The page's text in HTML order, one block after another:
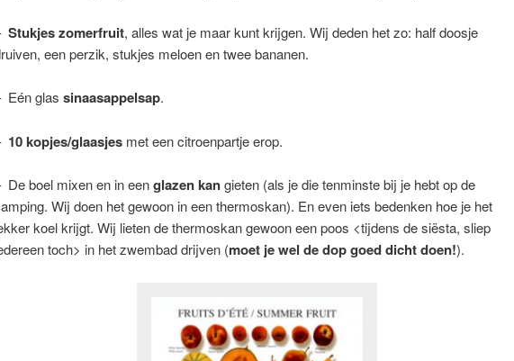
Stukjes zomerfruit, alles wat je maar kunt krijgen. Wij deden het zo: half doosje
een perzik, stukjes meloen en twee bananen.
Eén glas sinaasappelsap.
10 kopjes/glaasjes met een citroenpartje erop.
De boel mixen en in eenglazen kangieten (als je die tenminste bij je hebt op de
Wij doen het gewoon in een thermoskan). En even iets bedenken hoe je het
koel krijgt. Wij lieten de thermoskan gewoon een poos <tijdens de siësta, sliep
toch> in het zwembad drijven (moet je wel de dop goed dicht doen!).